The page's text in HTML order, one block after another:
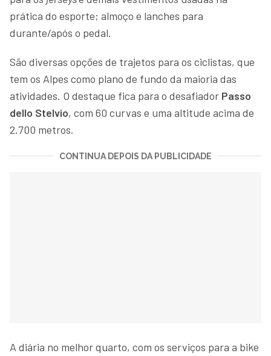
prática do esporte; almoço e lanches para
durante/após o pedal.
São diversas opções de trajetos para os ciclistas, que
tem os Alpes como plano de fundo da maioria das
atividades. O destaque fica para o desafiador Passo
dello Stelvio, com 60 curvas e uma altitude acima de
2.700 metros.
CONTINUA DEPOIS DA PUBLICIDADE
A diária no melhor quarto, com os serviços para a bike